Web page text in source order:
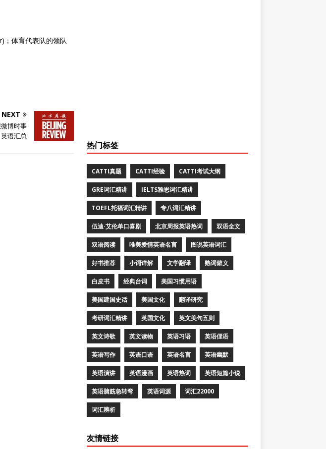
；体育代表队的领队
NEXT
博时事
英语汇总
热门标签
CATTI真题 CATTI经验 CATTI考试大纲
GRE词汇精讲 IELTS雅思词汇精讲
TOEFL托福词汇精讲 专八词汇精讲
伍迪·艾伦单口喜剧 北京周报英语热词 双语全文
双语阅读 唯美爱情英语名言 图说英语词汇
好书推荐 小词详解 文学翻译 熟词僻义
白皮书 经典台词 美国习惯用语
美国建国史话 美国文化 翻译研究
考研词汇精讲 英国文化 英文美句五则
英文诗歌 英文读物 英语习语 英语俚语
英语写作 英语口语 英语名言 英语幽默
英语演讲 英语漫画 英语热词 英语短篇小说
英语脑筋急转弯 英语词源 词汇22000
词汇辨析
友情链接